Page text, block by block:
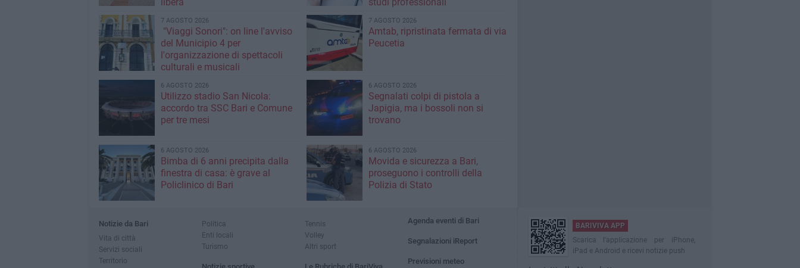
7 AGOSTO 2026
"Viaggi Sonori": on line l'avviso
del Municipio 4 per
l'organizzazione di spettacoli
culturali e musicali
7 AGOSTO 2026
Amtab, ripristinata fermata di via
Peucetia
6 AGOSTO 2026
Utilizzo stadio San Nicola:
accordo tra SSC Bari e Comune
per tre mesi
6 AGOSTO 2026
Segnalati colpi di pistola a
Japigia, ma i bossoli non si
trovano
6 AGOSTO 2026
Bimba di 6 anni precipita dalla
finestra di casa: è grave al
Policlinico di Bari
6 AGOSTO 2026
Movida e sicurezza a Bari,
proseguono i controlli della
Polizia di Stato
Notizie da Bari
Vita di città
Servizi sociali
Territorio
Politica
Enti locali
Turismo
Tennis
Volley
Altri sport
Agenda eventi di Bari
Segnalazioni iReport
Previsioni meteo
BARIVIVA APP
Scarica l'applicazione per iPhone,
iPad e Android e ricevi notizie push